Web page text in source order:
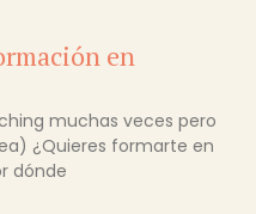
en
muchas veces pero
¿Quieres formarte en
dónde